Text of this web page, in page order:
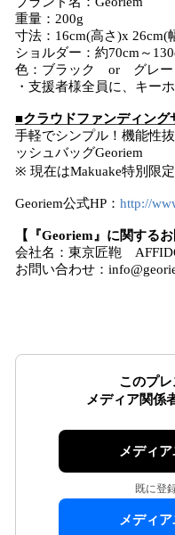
重量：200g
寸法：16cm(高さ)x 26cm(
ショルダー：約70cm～
色：ブラック or グレー
・支援者様全員に、キー
■クラウドファンディング
手軽でシンプル！機能性
ッシュバッグGeoriem
※ 現在はMakuake特別限
Georiem公式HP： http://
【『Georiem』に関するお
会社名：東京匠鞄
お問い合わせ：
このプレ
メディア関係
メディ
既に登
メディ